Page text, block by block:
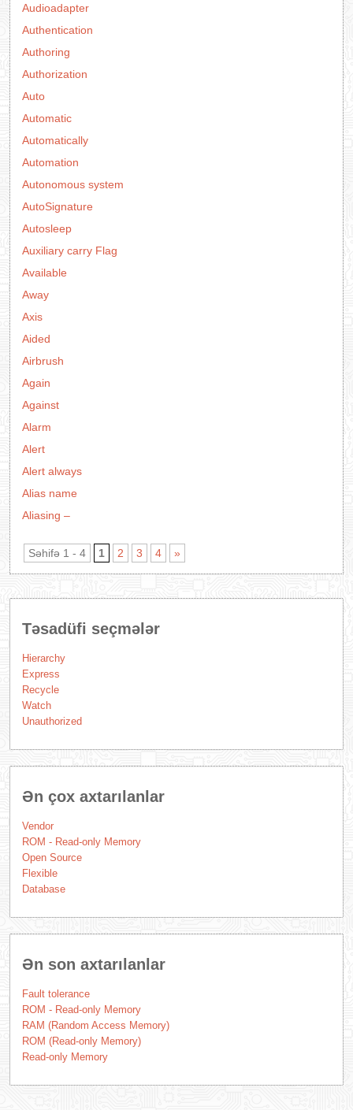
Audioadapter
Authentication
Authoring
Authorization
Auto
Automatic
Automatically
Automation
Autonomous system
AutoSignature
Autosleep
Auxiliary carry Flag
Available
Away
Axis
Aided
Airbrush
Again
Against
Alarm
Alert
Alert always
Alias name
Aliasing –
Səhifə 1 - 4 1 2 3 4 »
Təsadüfi seçmələr
Hierarchy
Express
Recycle
Watch
Unauthorized
Ən çox axtarılanlar
Vendor
ROM - Read-only Memory
Open Source
Flexible
Database
Ən son axtarılanlar
Fault tolerance
ROM - Read-only Memory
RAM (Random Access Memory)
ROM (Read-only Memory)
Read-only Memory